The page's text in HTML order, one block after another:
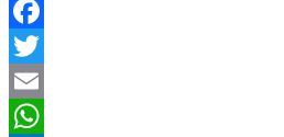
Facebook
Twitter
Email